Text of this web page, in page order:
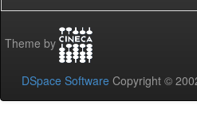
Theme by
DSpace Software Copyright ©